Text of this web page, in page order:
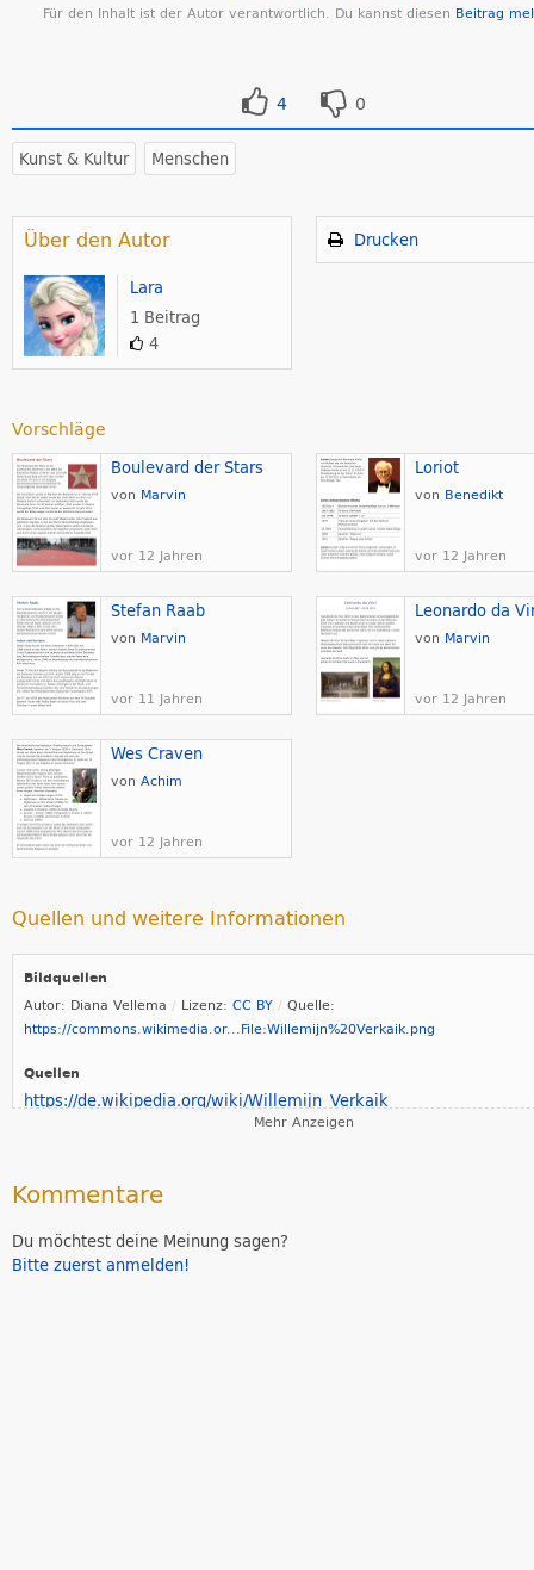
Für den Inhalt ist der Autor verantwortlich. Du kannst diesen Beitrag
4 0
Kunst & Kultur Menschen
Drucken
Über den Autor
Lara
1 Beitrag
4
Vorschläge
Boulevard der Stars
von Marvin
vor 12 Jahren
Loriot
von Benedikt
vor 12 Jahren
Stefan Raab
von Marvin
vor 11 Jahren
Leonardo da
von Marvin
vor 12 Jahren
Wes Craven
von Achim
vor 12 Jahren
Quellen und weitere Informationen
Bildquellen
Autor: Diana Vellema
Lizenz: CC BY
Quelle:
https://commons.wikimedia.or...File:Willemijn%20Verkaik.png
Quellen
https://de.wikipedia.org/wiki/Willemijn_Verkaik
http://www.musical1.de/news/...erte-in-london-und-new-york/
Der Beitrag wurde bearbeitet von:
Mehr Anzeigen
Kommentare
Du möchtest deine Meinung sagen?
Bitte zuerst anmelden!